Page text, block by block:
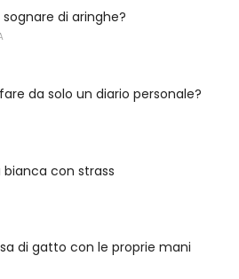
di aringhe?
da solo un diario personale?
bianca con strass
di gatto con le proprie mani